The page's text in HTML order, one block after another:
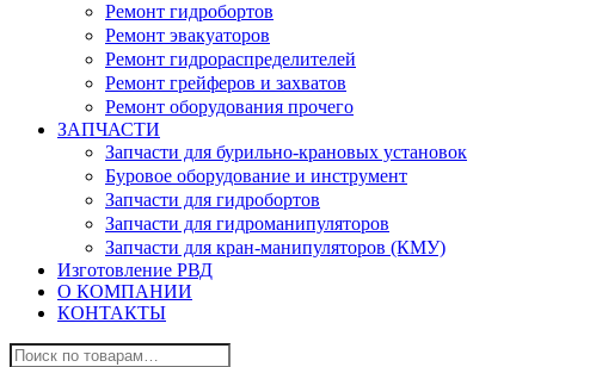
Ремонт гидробортов
Ремонт эвакуаторов
Ремонт гидрораспределителей
Ремонт грейферов и захватов
Ремонт оборудования прочего
ЗАПЧАСТИ
Запчасти для бурильно-крановых установок
Буровое оборудование и инструмент
Запчасти для гидробортов
Запчасти для гидроманипуляторов
Запчасти для кран-манипуляторов (КМУ)
Изготовление РВД
О КОМПАНИИ
КОНТАКТЫ